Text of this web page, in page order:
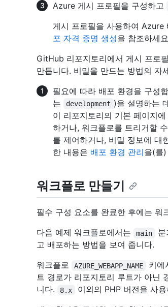
Azure 게시 프로필을 구성하고
게시 프로필을 사용하여 Azure
포 자격 증명 생성을 참조하세
GitHub 리포지토리에서 게시 프로
만듭니다. 비밀을 만드는 방법의 자
필요에 따라 배포 환경을 구성
는
development )을 설명하는
이 리포지토리의 기본 페이지
하거나, 워크플로를 트리거할
를 제어하거나, 비밀 정보에 대
한 내용은 배포 환경 관리을(를
워크플로 만들기
필수 구성 요소를 완료한 후에는 워
다음 예제 워크플로에서는
main
고 배포하는 방법을 보여 줍니다.
워크플로
AZURE_WEBAPP_NAME 키에
트 경로가 리포지토리 루트가 아닌
니다.
8.x 이외의 PHP 버전을 사